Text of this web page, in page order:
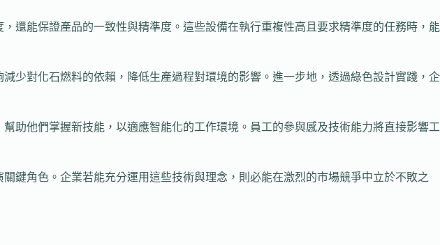
還能保證產品的一致性與精準度。這些設備在執行重複性高且要求精準度的任務時，能
少對化石燃料的依賴，降低生產過程對環境的影響。進一步地，透過綠色設計實踐，企
助他們掌握新技能，以適應智能化的工作環境。員工的參與感及技術能力將直接影響工
鍵角色。企業若能充分運用這些技術與理念，則必能在激烈的市場競爭中立於不敗之